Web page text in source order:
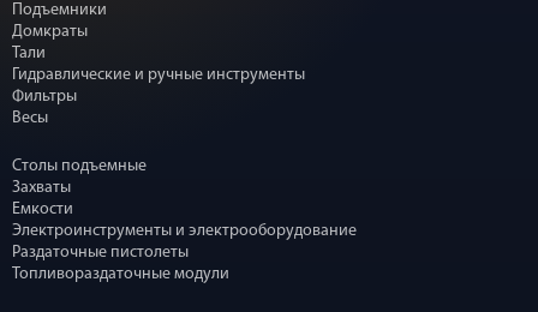
Подъемники
Домкраты
Тали
Гидравлические и ручные инструменты
Фильтры
Весы
Столы подъемные
Захваты
Емкости
Электроинструменты и электрооборудование
Раздаточные пистолеты
Топливораздаточные модули